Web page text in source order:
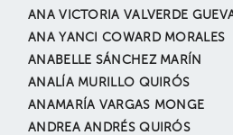
ANA VICTORIA VALVERDE
ANA YANCI COWARD MORALES
ANABELLE SÁNCHEZ MARÍN
ANALÍA MURILLO QUIRÓS
ANAMARÍA VARGAS MONGE
ANDREA ANDRÉS QUIRÓS